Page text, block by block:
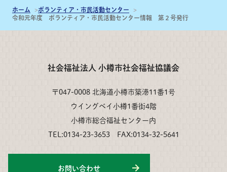
ホーム
ボランティア・市民活動センター
令和元年度 ボランティア・市民活動センター情報 第２号発行
社会福祉法人 小樽市社会福祉協議会
〒047-0008 北海道小樽市築港11番1号
ウイングベイ小樽1番街4階
小樽市総合福祉センター内
TEL:0134-23-3653 FAX:0134-32-5641
お問い合わせ